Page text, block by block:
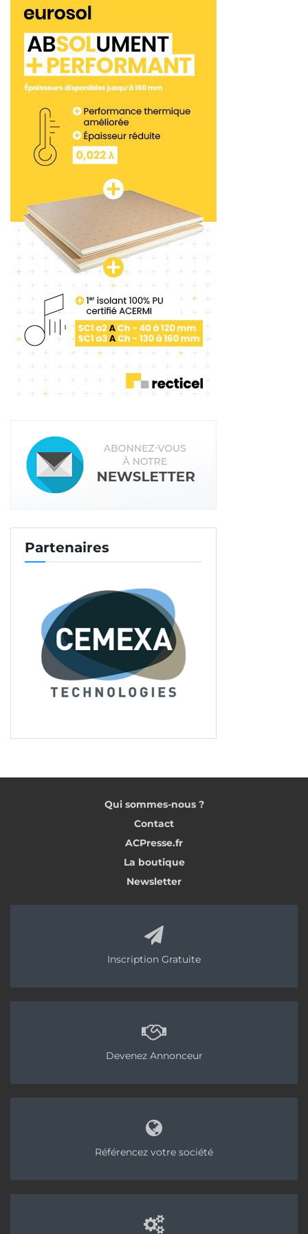
des experts” est enfin organisé. Il permettra aux
participants de gagner de nombreux lots. De quoi
renforcer les relations entre les artisans et
l’industriel.
Tags: Saint-Gobain Weber France
Partenaires
Qui sommes-nous ?
Contact
ACPresse.fr
La boutique
Newsletter
Inscription Gratuite
Devenez Annonceur
Référencez votre société